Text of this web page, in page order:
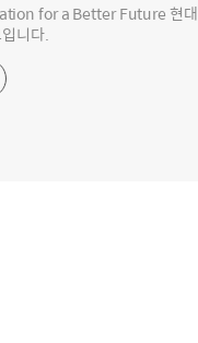
for a Better Future 현대
니다.